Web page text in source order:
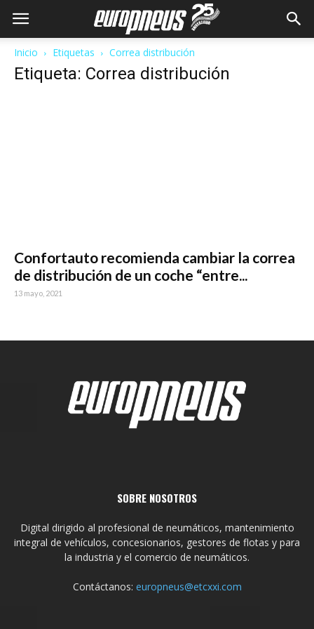
Inicio Etiquetas Correa distribución
Etiqueta: Correa distribución
Confortauto recomienda cambiar la correa
de distribución de un coche “entre...
13 mayo, 2021
SOBRE NOSOTROS
Digital dirigido al profesional de neumáticos, mantenimiento
integral de vehículos, concesionarios, gestores de flotas y para
la industria y el comercio de neumáticos.
Contáctanos: europneus@etcxxi.com